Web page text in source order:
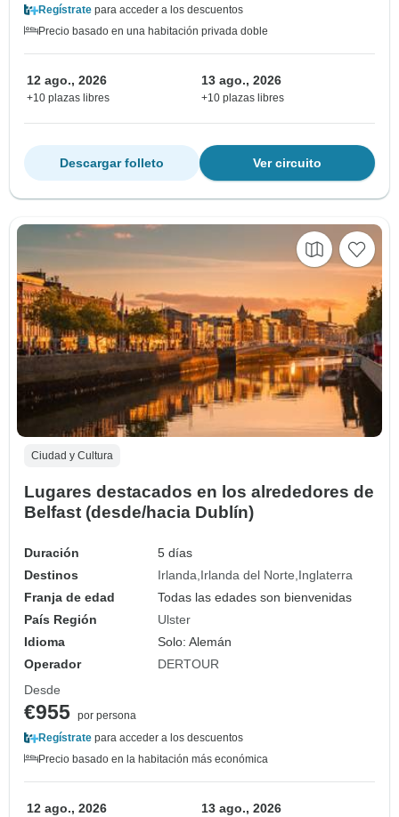
Regístrate para acceder a los descuentos
Precio basado en una habitación privada doble
12 ago., 2026
+10 plazas libres
13 ago., 2026
+10 plazas libres
Ver circuito
Descargar folleto
Ciudad y Cultura
Lugares destacados en los alrededores de
Belfast (desde/hacia Dublín)
Duración
5 días
Destinos
Irlanda Irlanda del Norte Inglaterra
Franja de edad
Todas las edades son bienvenidas
País Región
Ulster
Idioma
Solo: Alemán
Operador
DERTOUR
Desde
€955 por persona
Regístrate para acceder a los descuentos
Precio basado en la habitación más económica
12 ago., 2026 13 ago., 2026